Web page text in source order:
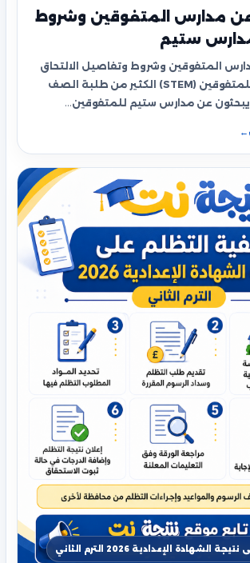
مدارس المتفوقين وشروط
ستيم
المتفوقين وشروط وتفاصيل الالتحاق
بمدارس ستيم للمتفوقين (STEM) الكثير من طلبة الصف
يبحثون عن مدارس ستيم للمتفوقين…
←
الإعدادية 2026 الترم الثاني